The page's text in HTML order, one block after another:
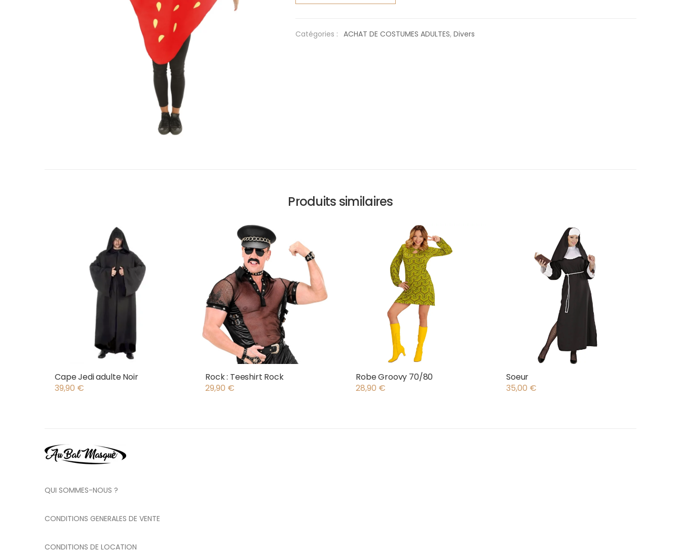
Catégories : ACHAT DE COSTUMES ADULTES, Divers
Produits similaires
Cape Jedi adulte Noir
39,90 €
Rock : Teeshirt Rock
29,90 €
Robe Groovy 70/80
28,90 €
Soeur
35,00 €
QUI SOMMES-NOUS ?
CONDITIONS GENERALES DE VENTE
CONDITIONS DE LOCATION